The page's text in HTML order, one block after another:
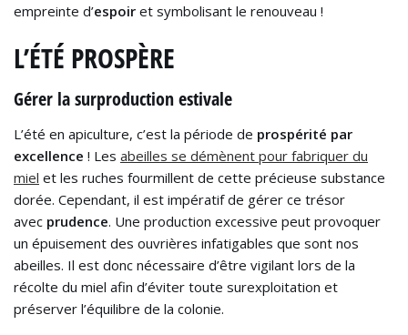
empreinte d’espoir et symbolisant le renouveau !
L’ÉTÉ PROSPÈRE
Gérer la surproduction estivale
L’été en apiculture, c’est la période de prospérité par
excellence ! Les abeilles se démènent pour fabriquer du
miel et les ruches fourmillent de cette précieuse substance
dorée. Cependant, il est impératif de gérer ce trésor
avec prudence. Une production excessive peut provoquer
un épuisement des ouvrières infatigables que sont nos
abeilles. Il est donc nécessaire d’être vigilant lors de la
récolte du miel afin d’éviter toute surexploitation et
préserver l’équilibre de la colonie.